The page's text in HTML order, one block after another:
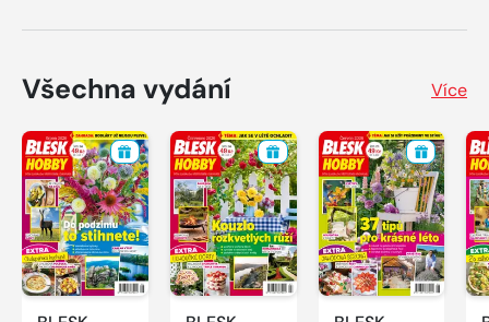
Všechna vydání Více